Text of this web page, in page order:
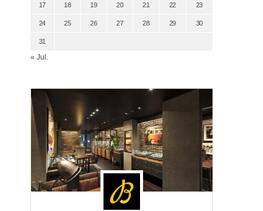
17 18 19 20 21 22 23
24 25 26 27 28 29 30
31
« Jul.